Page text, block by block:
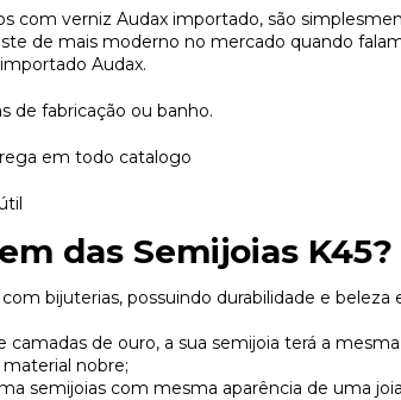
com verniz Audax importado, são
de mais moderno no mercado quando
Audax.
de fabricação ou banho.
em todo catalogo
das Semijoias K45?
bijuterias, possuindo durabilidade e
camadas de ouro, a sua semijoia terá a
nobre;
semijoias com mesma aparência de uma